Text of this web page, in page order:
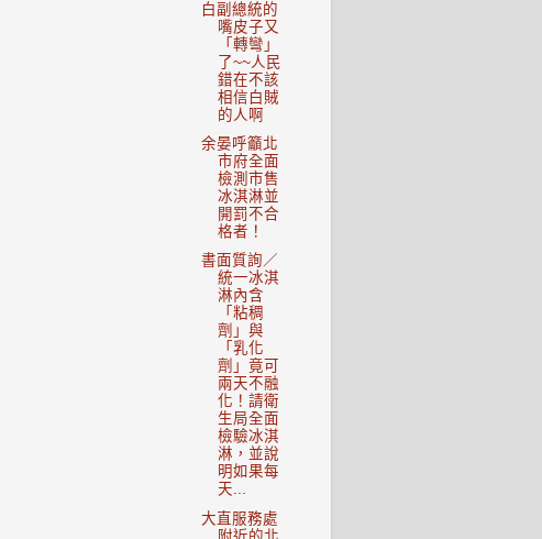
白副總統的
嘴皮子又
「轉彎」
了~~人民
錯在不該
相信白賊
的人啊
余晏呼籲北
市府全面
檢測市售
冰淇淋並
開罰不合
格者！
書面質詢／
統一冰淇
淋內含
「粘稠
劑」與
「乳化
劑」竟可
兩天不融
化！請衛
生局全面
檢驗冰淇
淋，並說
明如果每
天...
大直服務處
附近的北